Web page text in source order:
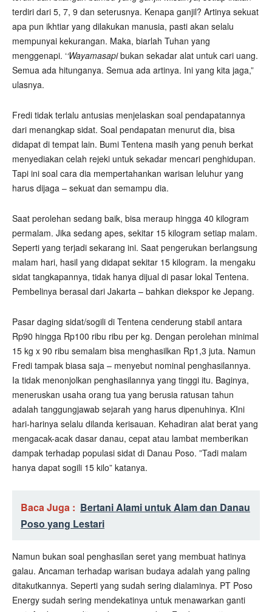
terdiri dari 5, 7, 9 dan seterusnya. Kenapa ganjil? Artinya sekuat
apa pun ikhtiar yang dilakukan manusia, pasti akan selalu
mempunyai kekurangan. Maka, biarlah Tuhan yang
menggenapi. ‘‘Wayamasapibukan sekadar alat untuk cari uang.
Semua ada hitunganya. Semua ada artinya. Ini yang kita jaga,”
ulasnya.
Fredi tidak terlalu antusias menjelaskan soal pendapatannya
dari menangkap sidat. Soal pendapatan menurut dia, bisa
didapat di tempat lain. Bumi Tentena masih yang penuh berkat
menyediakan celah rejeki untuk sekadar mencari penghidupan.
Tapi ini soal cara dia mempertahankan warisan leluhur yang
harus dijaga – sekuat dan semampu dia.
Saat perolehan sedang baik, bisa meraup hingga 40 kilogram
permalam. Jika sedang apes, sekitar 15 kilogram setiap malam.
Seperti yang terjadi sekarang ini. Saat pengerukan berlangsung
malam hari, hasil yang didapat sekitar 15 kilogram. Ia mengaku
sidat tangkapannya, tidak hanya dijual di pasar lokal Tentena.
Pembelinya berasal dari Jakarta – bahkan diekspor ke Jepang.
Pasar daging sidat/sogili di Tentena cenderung stabil antara
Rp90 hingga Rp100 ribu ribu per kg. Dengan perolehan minimal
15 kg x 90 ribu semalam bisa menghasilkan Rp1,3 juta. Namun
Fredi tampak biasa saja – menyebut nominal penghasilannya.
Ia tidak menonjolkan penghasilannya yang tinggi itu. Baginya,
meneruskan usaha orang tua yang berusia ratusan tahun
adalah tanggungjawab sejarah yang harus dipenuhinya. KIni
hari-harinya selalu dilanda kerisauan. Kehadiran alat berat yang
mengacak-acak dasar danau, cepat atau lambat memberikan
dampak terhadap populasi sidat di Danau Poso. ”Tadi malam
hanya dapat sogili 15 kilo” katanya.
Baca Juga : Bertani Alami untuk Alam dan Danau
Poso yang Lestari
Namun bukan soal penghasilan seret yang membuat hatinya
galau. Ancaman terhadap warisan budaya adalah yang paling
ditakutkannya. Seperti yang sudah sering dialaminya. PT Poso
Energy sudah sering mendekatinya untuk menawarkan ganti